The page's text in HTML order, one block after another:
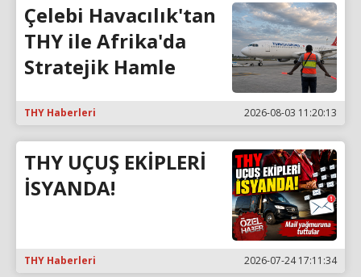
Çelebi Havacılık'tan
THY ile Afrika'da
Stratejik Hamle
THY Haberleri 2026-08-03 11:20:13
THY UÇUŞ EKİPLERİ
İSYANDA!
THY Haberleri 2026-07-24 17:11:34